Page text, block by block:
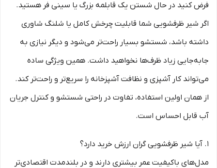
فرض کنید در حال شستن یک قابلمه بزرگ یا سینی فر هستید.
اگر شیر ظرفشویی شما قابلیت چرخش کامل یا شلنگ شاوری
داشته باشد، شستشو بسیار راحت‌تر می‌شود و دیگر نیازی به
جابه‌جایی زیاد ظرف‌ها نخواهید داشت. همین ویژگی ساده
می‌تواند کار آشپزی و نظافت آشپزخانه را سریع‌تر و راحت‌تر کند.
از همان اولین استفاده، تفاوت در راحتی شستشو و کنترل جریان
آب قابل احساس است.
1. آیا شیر ظرفشویی گران ارزش خرید دارد؟
مدل‌های باکیفیت عمر بیشتری دارند و در بلندمدت اقتصادی‌تر